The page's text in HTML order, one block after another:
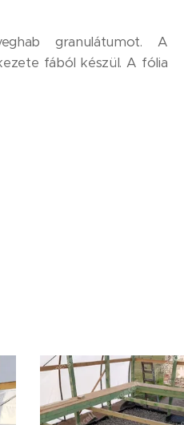
granulátumot. A
fából készül. A fólia